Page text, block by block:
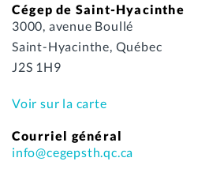
Cégep de Saint-Hyacinthe
3000, avenue Boullé
Saint-Hyacinthe, Québec
J2S 1H9
Voir sur la carte
Courriel général
info@cegepsth.qc.ca